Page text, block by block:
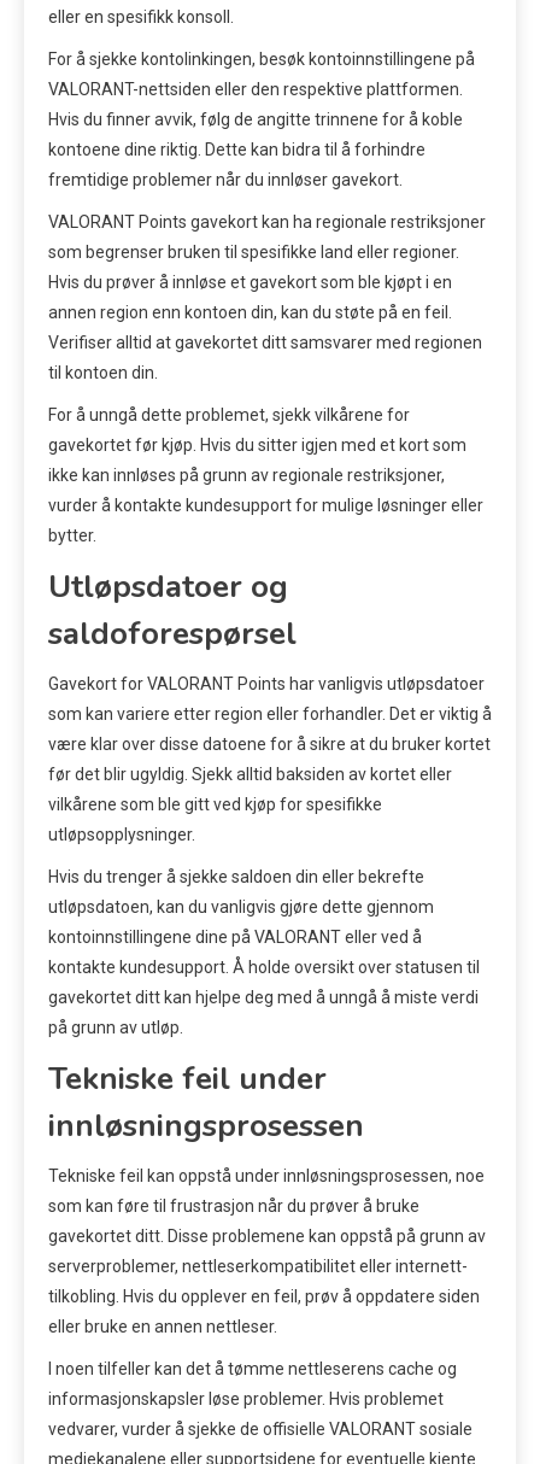
eller en spesifikk konsoll.
For å sjekke kontolinkingen, besøk kontoinnstillingene på
VALORANT-nettsiden eller den respektive plattformen.
Hvis du finner avvik, følg de angitte trinnene for å koble
kontoene dine riktig. Dette kan bidra til å forhindre
fremtidige problemer når du innløser gavekort.
VALORANT Points gavekort kan ha regionale restriksjoner
som begrenser bruken til spesifikke land eller regioner.
Hvis du prøver å innløse et gavekort som ble kjøpt i en
annen region enn kontoen din, kan du støte på en feil.
Verifiser alltid at gavekortet ditt samsvarer med regionen
til kontoen din.
For å unngå dette problemet, sjekk vilkårene for
gavekortet før kjøp. Hvis du sitter igjen med et kort som
ikke kan innløses på grunn av regionale restriksjoner,
vurder å kontakte kundesupport for mulige løsninger eller
bytter.
Utløpsdatoer og
saldoforespørsel
Gavekort for VALORANT Points har vanligvis utløpsdatoer
som kan variere etter region eller forhandler. Det er viktig å
være klar over disse datoene for å sikre at du bruker kortet
før det blir ugyldig. Sjekk alltid baksiden av kortet eller
vilkårene som ble gitt ved kjøp for spesifikke
utløpsopplysninger.
Hvis du trenger å sjekke saldoen din eller bekrefte
utløpsdatoen, kan du vanligvis gjøre dette gjennom
kontoinnstillingene dine på VALORANT eller ved å
kontakte kundesupport. Å holde oversikt over statusen til
gavekortet ditt kan hjelpe deg med å unngå å miste verdi
på grunn av utløp.
Tekniske feil under
innløsningsprosessen
Tekniske feil kan oppstå under innløsningsprosessen, noe
som kan føre til frustrasjon når du prøver å bruke
gavekortet ditt. Disse problemene kan oppstå på grunn av
serverproblemer, nettleserkompatibilitet eller internett-
tilkobling. Hvis du opplever en feil, prøv å oppdatere siden
eller bruke en annen nettleser.
I noen tilfeller kan det å tømme nettleserens cache og
informasjonskapsler løse problemer. Hvis problemet
vedvarer, vurder å sjekke de offisielle VALORANT sosiale
mediekanalene eller supportsidene for eventuelle kjente